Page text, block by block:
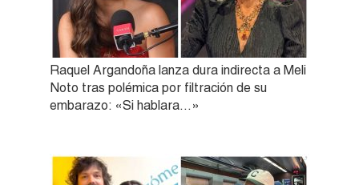
Raquel Argandoña lanza dura indirecta a Meli
Noto tras polémica por filtración de su
embarazo: «Si hablara…»